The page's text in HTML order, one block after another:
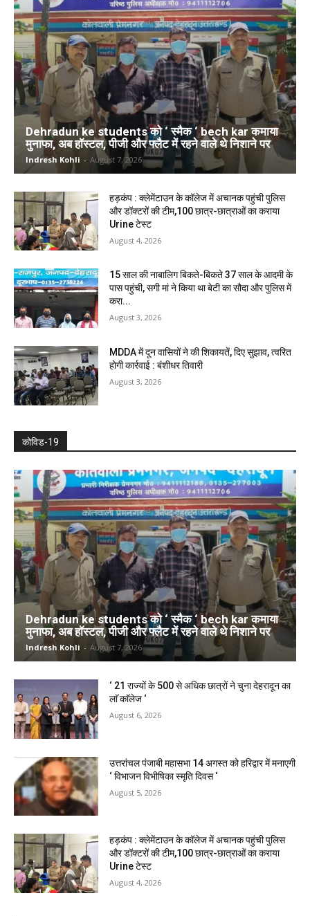
Dehradun ke students को ‘ स्मैक ‘ bech kar कमाया
मुनाफा, अब हॉस्टल, पीजी और फ्लैट में रहने वाले थे निशाने पर
Indresh Kohli - August 7, 2026
हड़कंप : क्लेमेंटाउन के कॉलेज में अचानक पहुंची पुलिस
और डॉक्टरों की टीम,100 छात्र-छात्राओं का कराया
Urine टेस्ट
August 4, 2026
15 साल की नाबालिग बिकते-बिकते 37 साल के आदमी के
पास पहुंची, सगी मां ने किया था बेटी का सौदा और पुलिस में
करा...
August 3, 2026
MDDA में दून वासियों ने की शिकायतें, दिए सुझाव, त्वरित
होगी कार्रवाई : बंशीधर तिवारी
August 3, 2026
कोविड-19
Dehradun ke students को ‘ स्मैक ‘ bech kar कमाया
मुनाफा, अब हॉस्टल, पीजी और फ्लैट में रहने वाले थे निशाने पर
Indresh Kohli - August 7, 2026
‘ 21 राज्यों के 500 से अधिक छात्रों ने चुना देहरादून का
लाॅ काॅलेज ‘
August 6, 2026
उत्तरांचल पंजाबी महासभा 14 अगस्त को हरिद्वार में मनाएगी
‘ विभाजन विभीषिका स्मृति दिवस ‘
August 5, 2026
हड़कंप : क्लेमेंटाउन के कॉलेज में अचानक पहुंची पुलिस
और डॉक्टरों की टीम,100 छात्र-छात्राओं का कराया
Urine टेस्ट
August 4, 2026